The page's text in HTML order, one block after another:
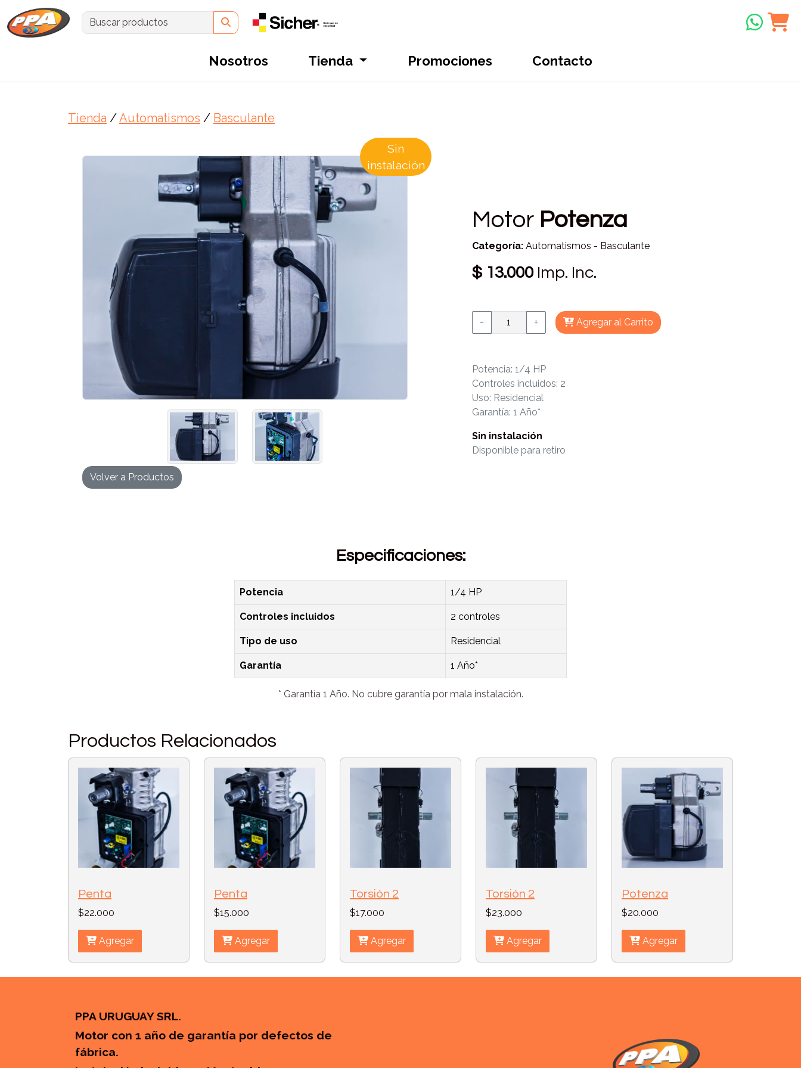
Nosotros Tienda Promociones Contacto
Tienda /Automatismos / Basculante
Sin
instalación
Volver a Productos
Motor Potenza
Categoría:Automatismos - Basculante
$ 13.000Imp. Inc.
- + Agregar al Carrito
Potencia: 1/4 HP
Controles incluidos: 2
Uso: Residencial
Garantía: 1 Año*
Sin instalación
Disponible para retiro
Especificaciones:
Potencia 1/4 HP
Controles incluidos 2 controles
Tipo de uso Residencial
Garantía 1 Año*
* Garantía 1 Año. No cubre garantía por mala instalación.
Productos Relacionados
Penta
$22.000
Agregar
Penta
$15.000
Agregar
Torsión 2
$17.000
Agregar
Torsión 2
$23.000
Agregar
Potenza
$20.000
Agregar
PPA URUGUAY SRL.
Motor con 1 año de garantía por defectos de
fábrica.